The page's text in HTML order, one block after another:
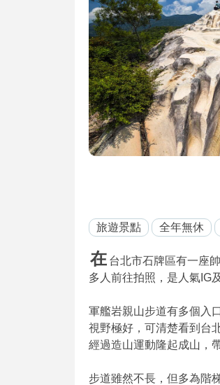
旅遊景點 全年無休
在 台北市石牌區有一座
多人前往拍照，是人氣IG
軍艦岩親山步道有多個入
視野極好，可清楚看到台
經過造山運動隆起成山，
步道雖然不長，但多為階